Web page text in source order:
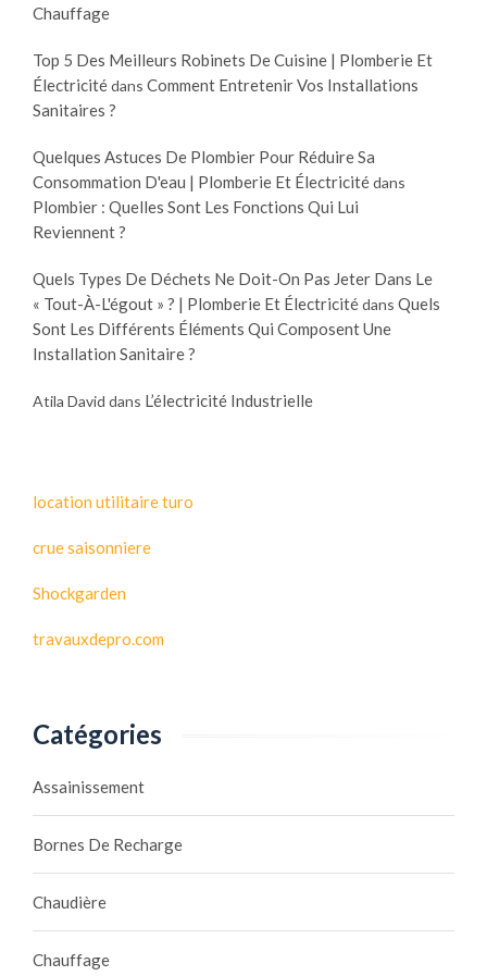
Chauffage
Top 5 Des Meilleurs Robinets De Cuisine | Plomberie Et
Électricitédans Comment Entretenir Vos Installations
Sanitaires ?
Quelques Astuces De Plombier Pour Réduire Sa
Consommation D'eau | Plomberie Et Électricitédans
Plombier : Quelles Sont Les Fonctions Qui Lui
Reviennent ?
Quels Types De Déchets Ne Doit-On Pas Jeter Dans Le
« Tout-À-L'égout » ? | Plomberie Et Électricitédans Quels
Sont Les Différents Éléments Qui Composent Une
Installation Sanitaire ?
Atila David dans L’électricité Industrielle
location utilitaire turo
crue saisonniere
Shockgarden
travauxdepro.com
Catégories
Assainissement
Bornes De Recharge
Chaudière
Chauffage